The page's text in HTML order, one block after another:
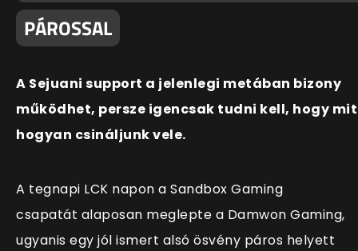
PÁROSSAL
A Sejuani support a jelenlegi metában bizony
működhet, persze igencsak tudni kell, hogy mit
hogyan csináljunk vele.
A tegnapi LCK napon a Sandbox Gaming
csapatát alaposan meglepte a Damwon Gaming,
ugyanis egy jól ismert alsó ösvény páros helyett